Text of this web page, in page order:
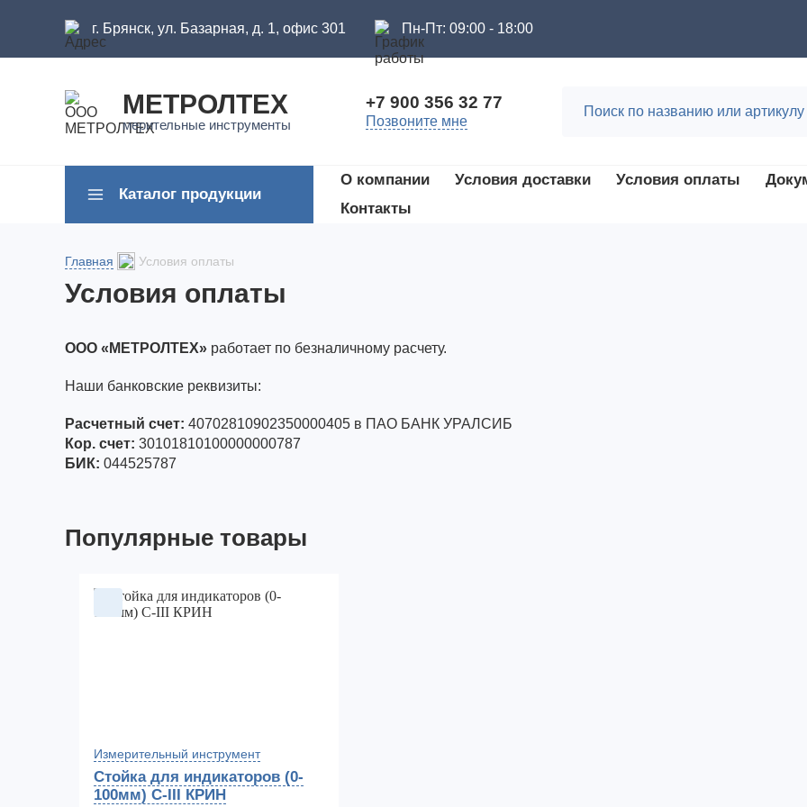
г. Брянск, ул. Базарная, д. 1, офис 301 Пн-Пт: 09:00 - 18:00
МЕТРОЛТЕХ
мерительные инструменты
+7 900 356 32 77
Позвоните мне
Каталог продукции
О компании Условия доставки Условия оплаты
Контакты
Главная Условия оплаты
Условия оплаты
ООО «МЕТРОЛТЕХ» работает по безналичному расчету.
Наши банковские реквизиты:
Расчетный счет: 40702810902350000405 в ПАО БАНК УРАЛСИБ
Кор. счет: 30101810100000000787
БИК: 044525787
Популярные товары
Измерительный инструмент
Стойка для индикаторов (0-
100мм) С-III КРИН